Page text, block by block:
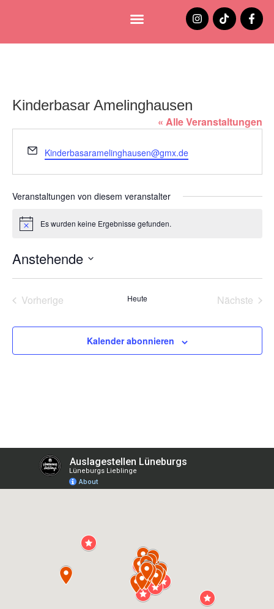
Kinderbasar Amelinghausen
« Alle Veranstaltungen
Email
Kinderbasaramelinghausen@gmx.de
Veranstaltungen von diesem veranstalter
HinweisEs wurden keine Ergebnisse gefunden.
Anstehende
VorherigeVeranstaltungenHeute Nächste
Kalender abonnieren